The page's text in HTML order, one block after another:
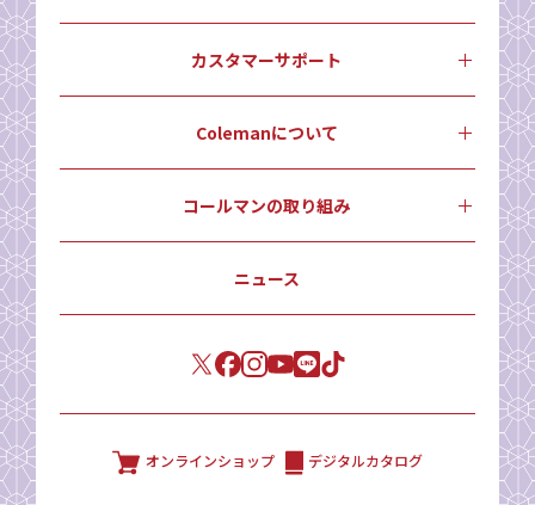
カスタマーサポート
Colemanについて
コールマンの取り組み
ニュース
オンラインショップ デジタルカタログ